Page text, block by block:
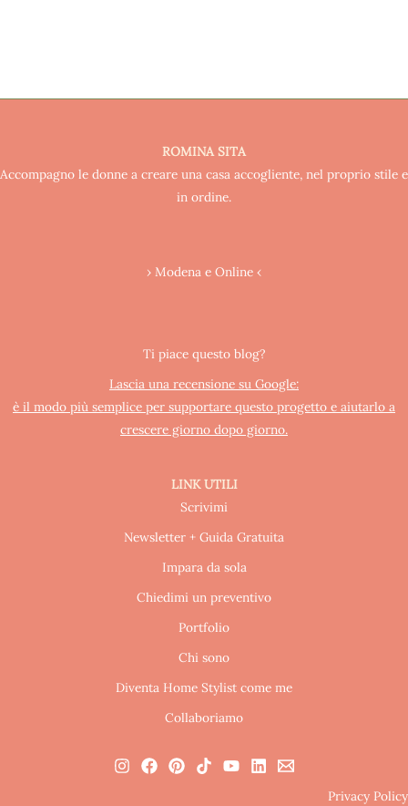
ROMINA SITA
Accompagno le donne a creare una casa accogliente, nel proprio stile e
in ordine.
› Modena e Online ‹
Ti piace questo blog?
Lascia una recensione su Google:
è il modo più semplice per supportare questo progetto e aiutarlo a
crescere giorno dopo giorno.
LINK UTILI
Scrivimi
Newsletter + Guida Gratuita
Impara da sola
Chiedimi un preventivo
Portfolio
Chi sono
Diventa Home Stylist come me
Collaboriamo
Privacy Policy